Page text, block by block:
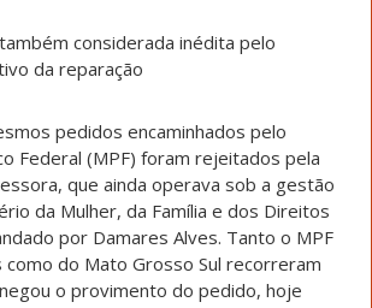
considerada inédita pelo
da reparação
pedidos encaminhados pelo
Federal (MPF) foram rejeitados pela
que ainda operava sob a gestão
da Mulher, da Família e dos Direitos
por Damares Alves. Tanto o MPF
como do Mato Grosso Sul recorreram
o provimento do pedido, hoje